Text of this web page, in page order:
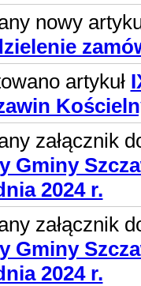
nowy
artykuł
załącznik
Gminy
2024 r.
załącznik
Gminy
2024 r.